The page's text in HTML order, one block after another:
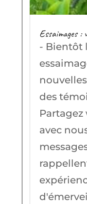
Essaimages :
- Bientôt
des
Partagez
avec